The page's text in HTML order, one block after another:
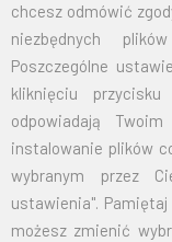
chcesz odmówić
niezbędnych
Poszczególne
kliknięciu
odpowiadają
instalowanie plików
wybranym przez
ustawienia".
możesz zmienić